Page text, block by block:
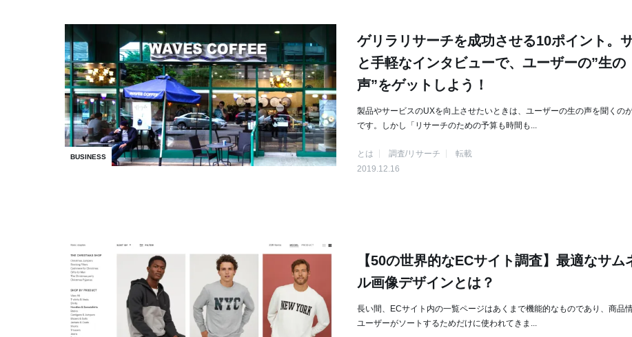
BUSINESS
ゲリラリサーチを成功させる10ポイント。
と手軽なインタビューで、ユーザーの”生の
声”をゲットしよう！
製品やサービスのUXを向上させたいときは、ユーザーの生の声を聞くの
です。しかし「リサーチのための予算も時間も...
とは 調査/リサーチ
転載
2019.12.16
【50の世界的なECサイト調査】最適なサム
ル画像デザインとは？
長い間、ECサイト内の一覧ページはあくまで機能的なものであり、商品
ユーザーがソートするためだけに使われてきま...